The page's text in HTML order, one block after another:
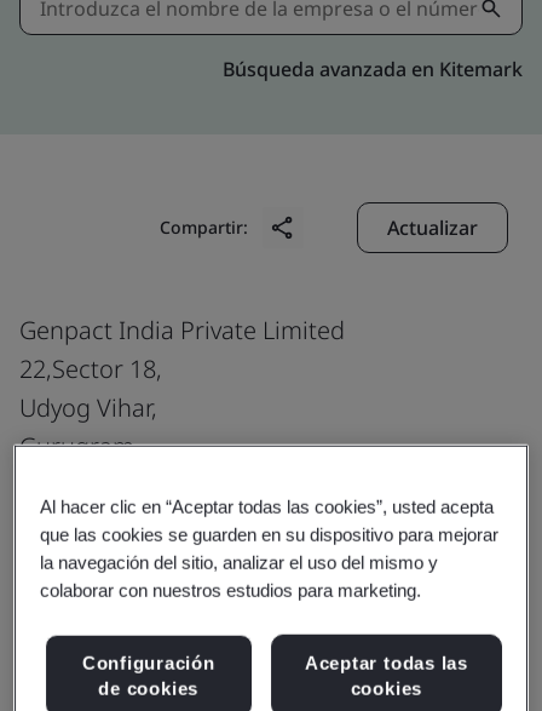
Búsqueda avanzada en Kitemark
Compartir: Actualizar
Genpact India Private Limited
22,Sector 18,
Udyog Vihar,
Gurugram
India
Número de certificado/licencia:EMS 553818
Alcance:The management of Environment related
services in relation to Infrastructure and Logistics for
Al hacer clic en “Aceptar todas las cookies”, usted acepta
que las cookies se guarden en su dispositivo para mejorar
la navegación del sitio, analizar el uso del mismo y
colaborar con nuestros estudios para marketing.
Configuración
de cookies
Aceptar todas las
cookies